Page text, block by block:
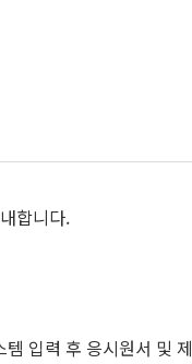
합니다.
력 후 응시원서 및